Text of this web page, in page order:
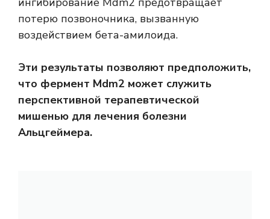
потерю позвоночника, вызванную
воздействием бета-амилоида.
Эти результаты позволяют предположить,
что фермент Mdm2 может служить
перспективной терапевтической
мишенью для лечения болезни
Альцгеймера.